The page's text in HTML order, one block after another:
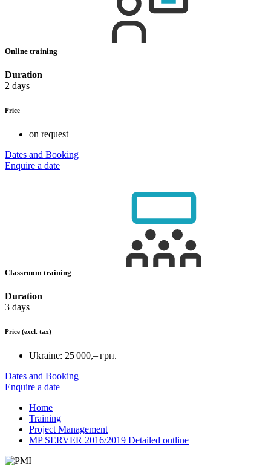
Online training
Duration
2 days
Price
on request
Dates and Booking
Enquire a date
Classroom training
Duration
3 days
Price (excl. tax)
Ukraine: 25 000,– грн.
Dates and Booking
Enquire a date
Home
Training
Project Management
MP SERVER 2016/2019 Detailed outline